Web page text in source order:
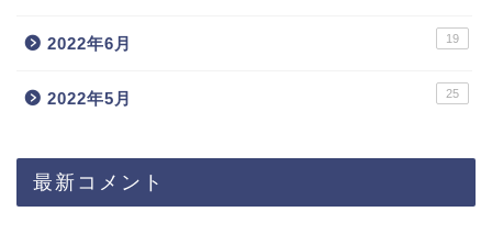
2022年6月 19
2022年5月 25
最新コメント